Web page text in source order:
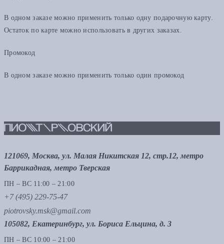
В одном заказе можно применить только одну подарочную карту.
Остаток по карте можно использовать в других заказах.
Промокод
В одном заказе можно применить только один промокод
121069, Москва, ул. Малая Никитская 12, стр.12, метро
Баррикадная, метро Тверская
ПН – ВС 11:00 – 21:00
+7 (495) 229-75-47
piotrovsky.msk@gmail.com
105082, Екатеринбург, ул. Бориса Ельцина, д. 3
ПН – ВС 10:00 – 21:00